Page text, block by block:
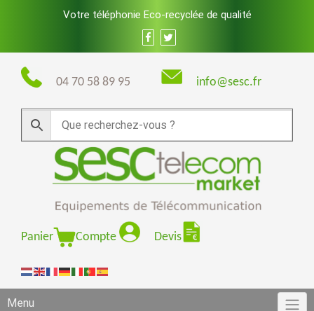
Votre téléphonie Eco-recyclée de qualité
04 70 58 89 95 info@sesc.fr
Panier Compte Devis
Menu